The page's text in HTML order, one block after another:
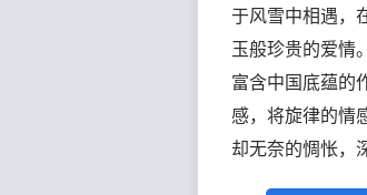
于风雪中相遇，
玉般珍贵的爱情
富含中国底蕴的
感，将旋律的情
却无奈的惆怅，